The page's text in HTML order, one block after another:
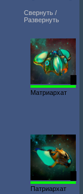
Свернуть /
Развернуть
Матриархат
Патриархат